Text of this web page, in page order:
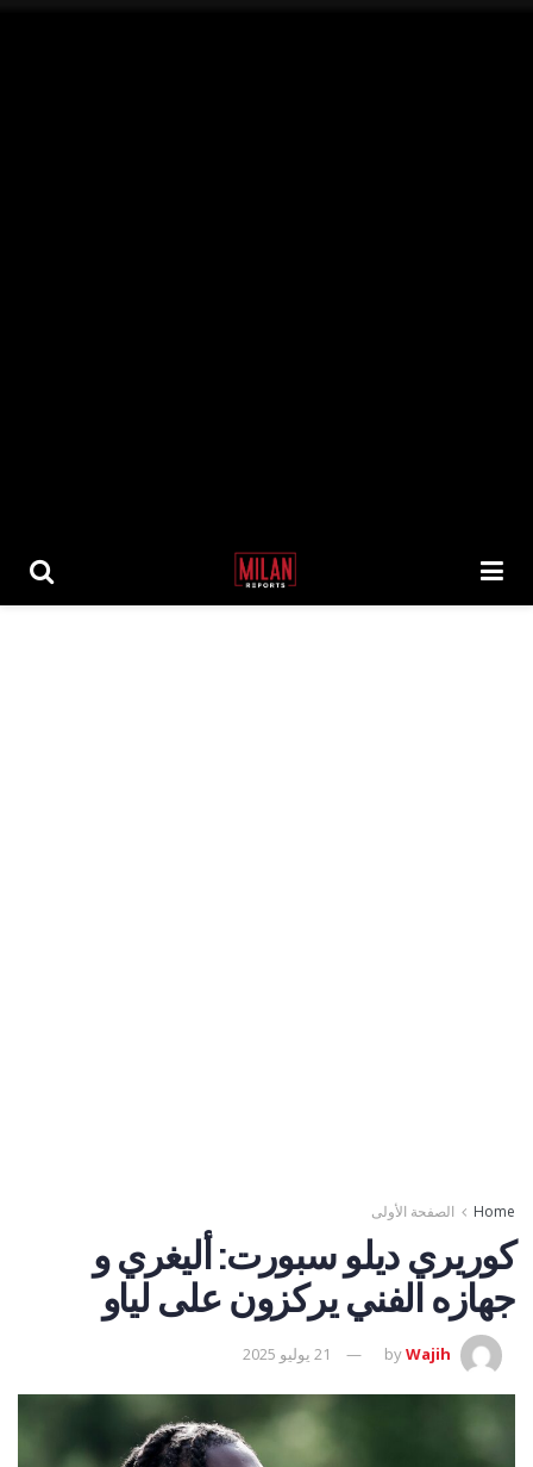
Home الصفحة الأولى
كوريري ديلو سبورت: أليغري و
جهازه الفني يركزون على لياو
byWajih 21 يوليو 2025